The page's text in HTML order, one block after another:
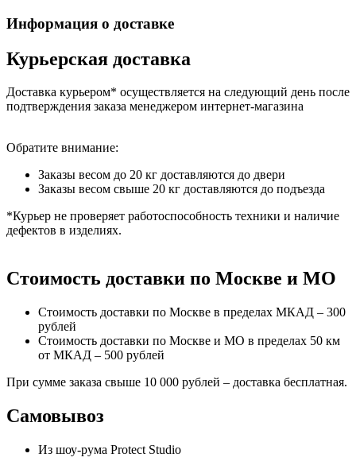
Информация о доставке
Курьерская доставка
Доставка курьером* осуществляется на следующий день после
подтверждения заказа менеджером интернет-магазина
Обратите внимание:
Заказы весом до 20 кг доставляются до двери
Заказы весом свыше 20 кг доставляются до подъезда
*Курьер не проверяет работоспособность техники и наличие
дефектов в изделиях.
Стоимость доставки по Москве и МО
Стоимость доставки по Москве в пределах МКАД – 300
рублей
Стоимость доставки по Москве и МО в пределах 50 км
от МКАД – 500 рублей
При сумме заказа свыше 10 000 рублей – доставка бесплатная.
Самовывоз
Из шоу-рума Protect Studio